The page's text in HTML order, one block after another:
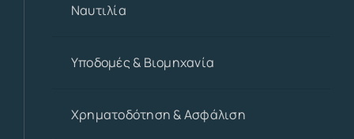
Ναυτιλία
Υποδομές & Βιομηχανία
Χρηματοδότηση & Ασφάλιση